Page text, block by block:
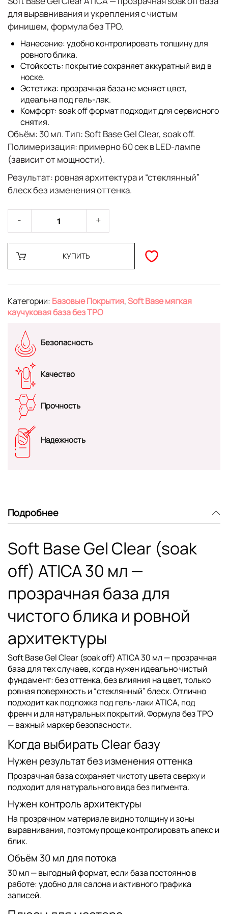
длявыравниванияи укрепления с чистым
финишем, формулабез TPO.
Нанесение: удобно контролировать толщину для
ровного блика.
Стойкость: покрытие сохраняет аккуратный вид в
носке.
Эстетика: прозрачная база не меняет цвет,
идеальна под гель-лак.
Комфорт: soak off формат подходит для сервисного
снятия.
Объём:30 мл.Тип:Soft Base Gel Clear, soak off.
Полимеризация: примерно 60 сек в LED-лампе
(зависит от мощности).
Результат: ровная архитектура и “стеклянный”
блеск без изменения оттенка.
КУПИТЬ
Категории: Базовые Покрытия,Soft Base мягкая
каучуковая база без TPO
Безопасность
Качество
Прочность
Надежность
Подробнее
Soft Base Gel Clear (soak
off) ATICA 30 мл —
прозрачная база для
чистого блика и ровной
архитектуры
Soft Base Gel Clear (soak off) ATICA 30 мл— прозрачная
база для тех случаев, когда нужен идеально чистый
фундамент: без оттенка, без влияния на цвет, только
ровная поверхность и “стеклянный” блеск. Отлично
подходит как подложка подгель-лаки ATICA, под
френч и для натуральных покрытий. Формулабез TPO
— важный маркер безопасности.
Когда выбирать Clear базу
Нужен результат без изменения оттенка
Прозрачная база сохраняет чистоту цвета сверху и
подходит для натурального вида без пигмента.
Нужен контроль архитектуры
На прозрачном материале видно толщину и зоны
выравнивания, поэтому проще контролировать апекс и
блик.
Объём 30 мл для потока
30 мл— выгодный формат, если база постоянно в
работе: удобно для салона и активного графика
записей.